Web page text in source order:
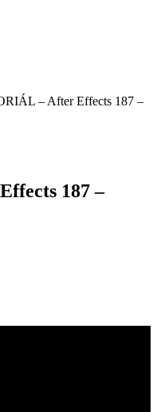
– After Effects 187 –
187 –